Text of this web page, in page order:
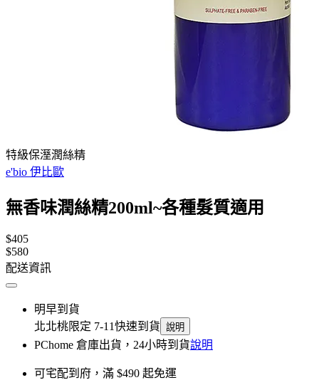
特級保溼潤絲精
e'bio 伊比歐
無香味潤絲精200ml~各種髮質適用
$405
$580
配送資訊
明早到貨
北北桃限定 7-11快速到貨 說明
PChome 倉庫出貨，24小時到貨說明
可宅配到府，滿 $490 起免運